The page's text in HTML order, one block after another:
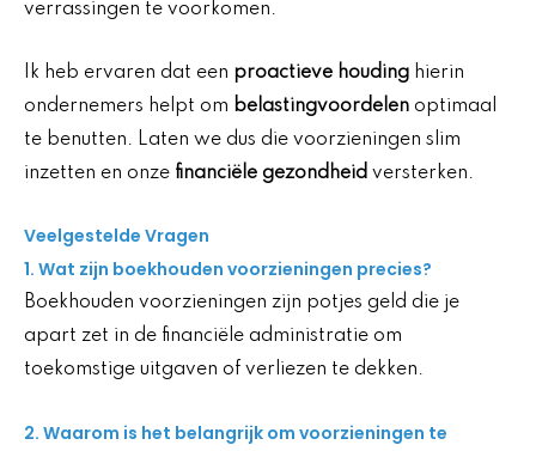
verrassingen te voorkomen.
Ik heb ervaren dat een proactieve houding hierin
ondernemers helpt om belastingvoordelen optimaal
te benutten. Laten we dus die voorzieningen slim
inzetten en onze financiële gezondheid versterken.
Veelgestelde Vragen
1. Wat zijn boekhouden voorzieningen precies?
Boekhouden voorzieningen zijn potjes geld die je
apart zet in de financiële administratie om
toekomstige uitgaven of verliezen te dekken.
2. Waarom is het belangrijk om voorzieningen te